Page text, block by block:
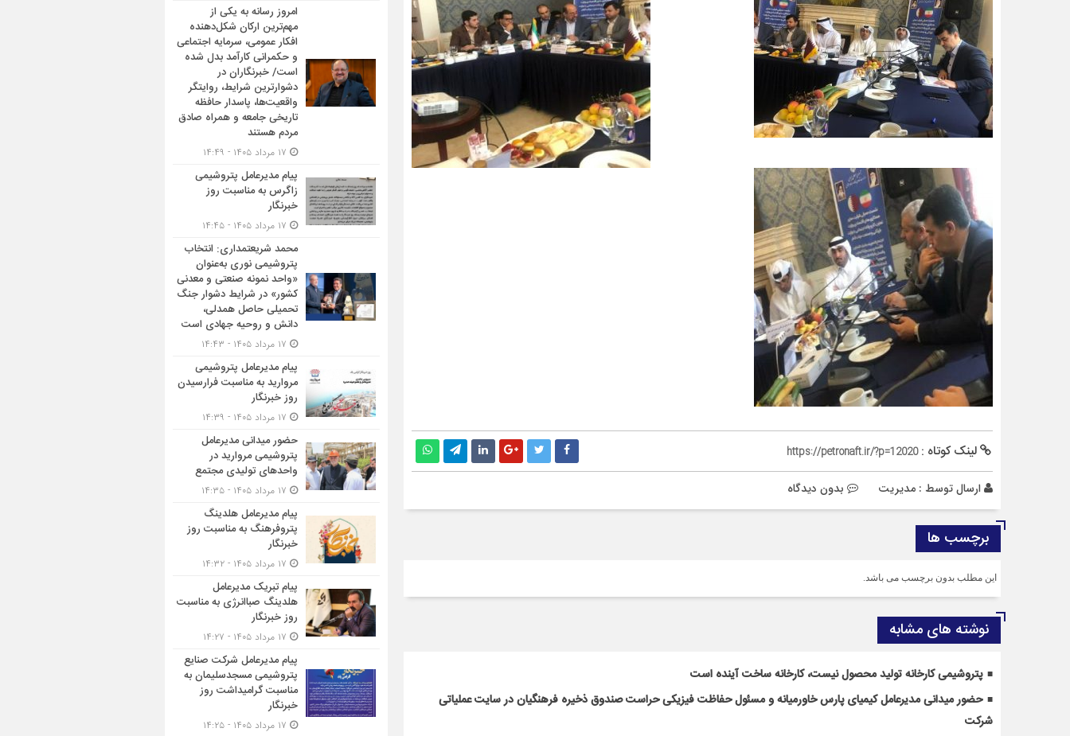
لینک کوتاه :https://petronaft.ir/?p=12020
ارسال توسط : مدیریت بدون دیدگاه
برچسب ها
این مطلب بدون برچسب می باشد.
نوشته های مشابه
پتروشیمی کارخانه تولید محصول نیست، کارخانه ساخت آینده است
حضور میدانی مدیرعامل کیمیای پارس خاورمیانه و مسئول حفاظت فیزیکی حراست صندوق ذخیره فرهنگیان در سایت عملیاتی
شرکت
امروز رسانه به یکی از
مهم‌ترین ارکان شکل‌دهنده
افکار عمومی، سرمایه اجتماعی
و حکمرانی کارآمد بدل شده
است/ خبرنگاران در
دشوارترین شرایط، روایتگر
واقعیت‌ها، پاسدار حافظه
تاریخی جامعه و همراه صادق
مردم هستند
پیام مدیرعامل پتروشیمی
زاگرس به مناسبت روز
خبرنگار
محمد شریعتمداری: انتخاب
پتروشیمی نوری به‌عنوان
«واحد نمونه صنعتی و معدنی
کشور» در شرایط دشوار جنگ
تحمیلی حاصل همدلی،
دانش و روحیه جهادی است
پیام مدیرعامل پتروشیمی
مروارید به مناسبت فرارسیدن
روز خبرنگار
حضور میدانی مدیرعامل
پتروشیمی مروارید در
واحدهای تولیدی مجتمع
پیام مدیرعامل هلدینگ
پتروفرهنگ به مناسبت روز
خبرنگار
پیام تبریک مدیرعامل
هلدینگ صباانرژی به مناسبت
روز خبرنگار
پیام مدیرعامل شركت صنایع
پتروشیمی مسجدسلیمان به
مناسبت گرامیداشت روز
خبرنگار